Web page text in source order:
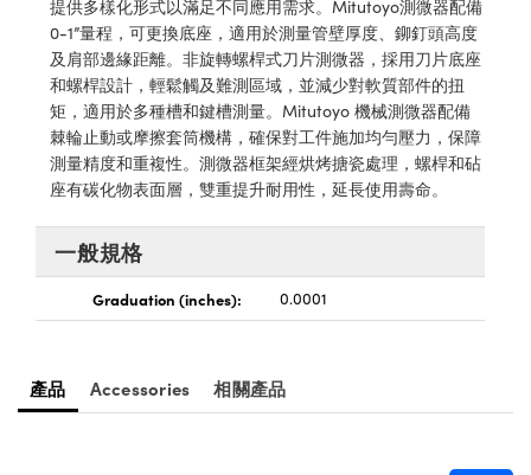
| 超快光學
Sputtering) Coated Optics |
濺鍍）鍍膜光學元件
Elements (DOE) | 繞射光
Lenses | 變焦鏡頭模組
Targets | 顯微鏡標靶
Stage Micrometers | 刻劃板或
and Couplers | 中繼鏡或耦合鏡
鏡
and Optomechanics |
Interface Cameras | 高速接口相
Development Systems
Optical Company
Components
提供多樣化形式以滿足不同應用需求。Mitutoyo測微器配備
0-1”量程，可更換底座，適用於測量管壁厚度、鉚釘頭高度
及肩部邊緣距離。非旋轉螺桿式刀片測微器，採用刀片底座
和螺桿設計，輕鬆觸及難測區域，並減少對軟質部件的扭
矩，適用於多種槽和鍵槽測量。Mitutoyo 機械測微器配備
棘輪止動或摩擦套筒機構，確保對工件施加均勻壓力，保障
測量精度和重複性。測微器框架經烘烤搪瓷處理，螺桿和砧
座有碳化物表面層，雙重提升耐用性，延長使用壽命。
一般規格
Graduation (inches): 0.0001
產品 Accessories 相關產品